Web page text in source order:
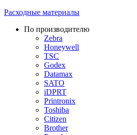
Расходные материалы
По производителю
Zebra
Honeywell
TSC
Godex
Datamax
SATO
iDPRT
Printronix
Toshiba
Citizen
Brother